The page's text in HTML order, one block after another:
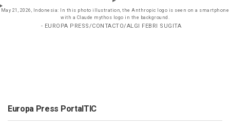
May 21, 2026, Indonesia: In this photo illustration, the Anthropic logo is seen on a smartphone
with a Claude mythos logo in the background.
- EUROPA PRESS/CONTACTO/ALGI FEBRI SUGITA
Europa Press PortalTIC